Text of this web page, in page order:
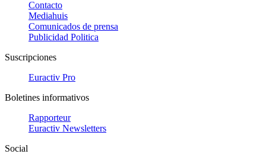
Contacto
Mediahuis
Comunicados de prensa
Publicidad Politica
Suscripciones
Euractiv Pro
Boletines informativos
Rapporteur
Euractiv Newsletters
Social